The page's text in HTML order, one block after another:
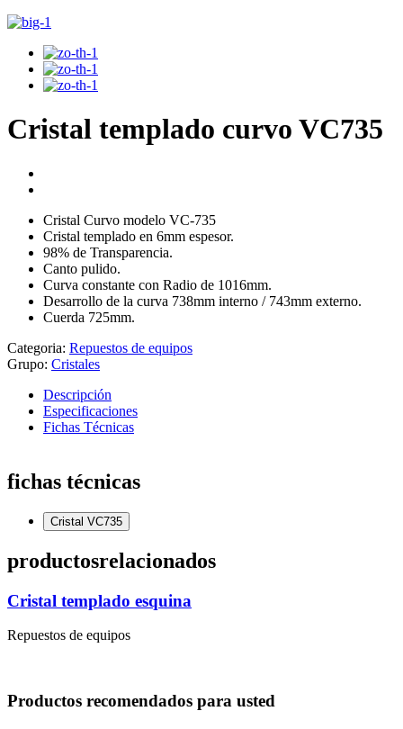
Cristal templado curvo VC735
Cristal Curvo modelo VC-735
Cristal templado en 6mm espesor.
98% de Transparencia.
Canto pulido.
Curva constante con Radio de 1016mm.
Desarrollo de la curva 738mm interno / 743mm externo.
Cuerda 725mm.
Categoria: Repuestos de equipos
Grupo: Cristales
Descripción
Especificaciones
Fichas Técnicas
fichas técnicas
Cristal VC735
productosrelacionados
Cristal templado esquina
Repuestos de equipos
Productos recomendados para usted